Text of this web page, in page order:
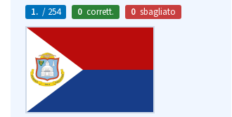
1. / 254 0 corrett. 0 sbagliato